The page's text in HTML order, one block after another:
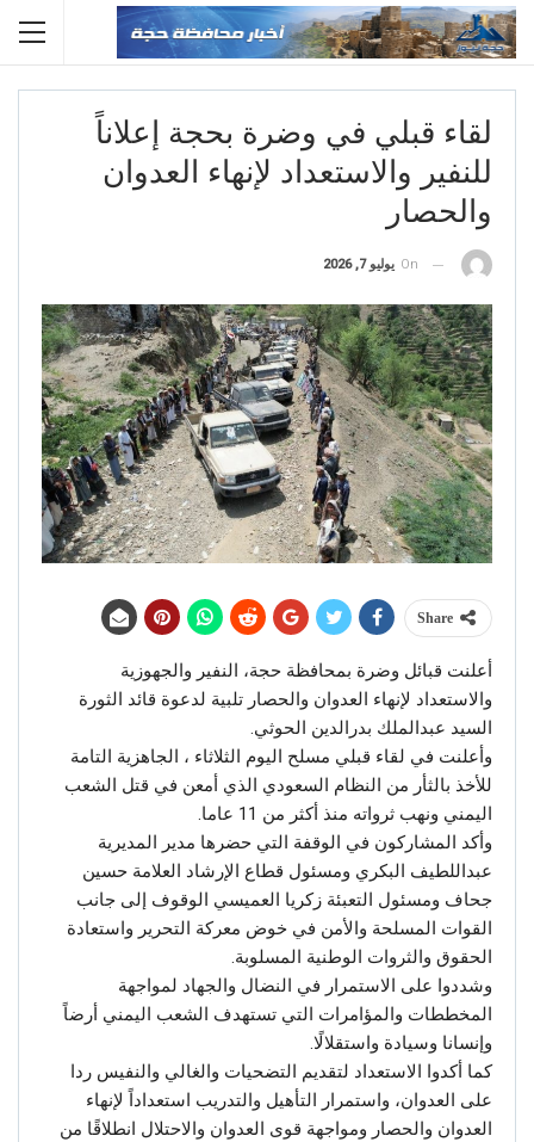
لقاء قبلي في وضرة بحجة إعلاناً
للنفير والاستعداد لإنهاء العدوان
والحصار
On يوليو 7, 2026
Share
أعلنت قبائل وضرة بمحافظة حجة، النفير والجهوزية
والاستعداد لإنهاء العدوان والحصار تلبية لدعوة قائد الثورة
السيد عبدالملك بدرالدين الحوثي.
وأعلنت في لقاء قبلي مسلح اليوم الثلاثاء ، الجاهزية التامة
للأخذ بالثأر من النظام السعودي الذي أمعن في قتل الشعب
اليمني ونهب ثرواته منذ أكثر من 11 عاما.
وأكد المشاركون في الوقفة التي حضرها مدير المديرية
عبداللطيف البكري ومسئول قطاع الإرشاد العلامة حسين
جحاف ومسئول التعبئة زكريا العميسي الوقوف إلى جانب
القوات المسلحة والأمن في خوض معركة التحرير واستعادة
الحقوق والثروات الوطنية المسلوبة.
وشددوا على الاستمرار في النضال والجهاد لمواجهة
المخططات والمؤامرات التي تستهدف الشعب اليمني أرضاً
وإنسانا وسيادة واستقلالًا.
كما أكدوا الاستعداد لتقديم التضحيات والغالي والنفيس ردا
على العدوان، واستمرار التأهيل والتدريب استعداداً لإنهاء
العدوان والحصار ومواجهة قوى العدوان والاحتلال انطلاقًا من